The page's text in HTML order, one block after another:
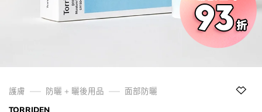
護膚 防曬 + 曬後用品
面部防曬
TORRIDEN